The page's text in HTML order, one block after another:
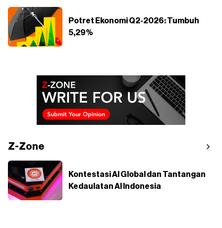
Potret Ekonomi Q2-2026: Tumbuh
5,29%
Z-Zone
Kontestasi AI Global dan Tantangan
Kedaulatan AI Indonesia